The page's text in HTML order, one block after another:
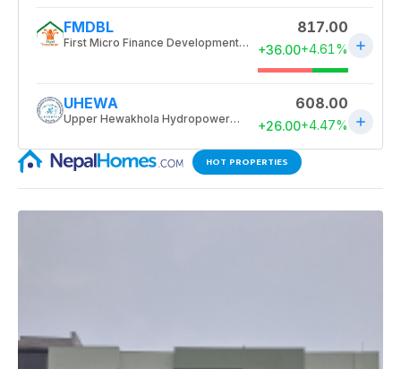
HOT PROPERTIES